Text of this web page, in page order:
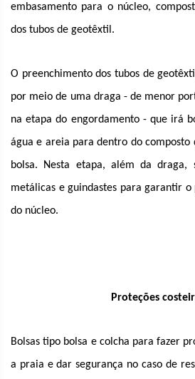
embasamento para o núcleo,
dos tubos de geotêxtil.
O preenchimento dos tubos de
por meio de uma draga - de menor
na etapa do engordamento - que irá
água e areia para dentro do composto
bolsa. Nesta etapa, além da draga,
metálicas e guindastes para garantir
do núcleo.
Proteções
Bolsas tipo bolsa e colcha para fazer
a praia e dar segurança no caso de